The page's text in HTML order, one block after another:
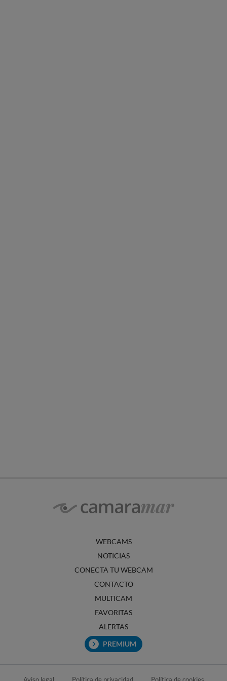
WEBCAMS
NOTICIAS
CONECTA TU WEBCAM
CONTACTO
MULTICAM
FAVORITAS
ALERTAS
PREMIUM